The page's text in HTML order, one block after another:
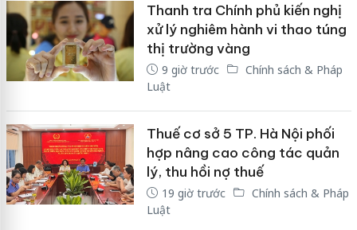
Thanh tra Chính phủ kiến nghị
xử lý nghiêm hành vi thao túng
thị trường vàng
9 giờ trước
Chính sách & Pháp
Luật
Thuế cơ sở 5 TP. Hà Nội phối
hợp nâng cao công tác quản
lý, thu hồi nợ thuế
19 giờ trước
Chính sách & Pháp
Luật